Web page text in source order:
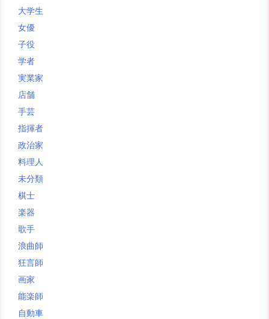
大学生
女優
子役
学者
実業家
店舗
手芸
指揮者
政治家
料理人
未分類
棋士
楽器
歌手
浪曲師
狂言師
画家
能楽師
自動車